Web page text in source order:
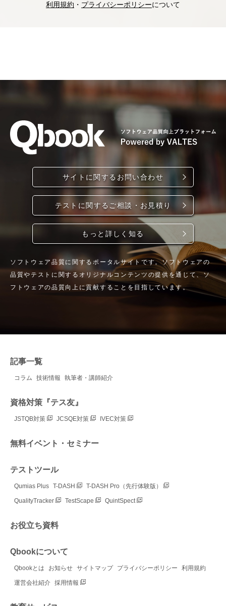
利用規約 ・ プライバシーポリシーについて
サイトに関するお問い合わせ
テストに関するご相談・お見積り
もっと詳しく知る
ソフトウェア品質に関するポータルサイトです。ソフトウェアの
品質やテストに関するオリジナルコンテンツの提供を通じて、ソ
フトウェアの品質向上に貢献することを目指しています。
記事一覧
コラム 技術情報 執筆者・講師紹介
資格対策『テス友』
JSTQB対策 JCSQE対策 IVEC対策
無料イベント・セミナー
テストツール
Qumias Plus T-DASH T-DASH Pro（先行体験版）
QualityTracker TestScape QuintSpect
お役立ち資料
Qbookについて
Qbookとは お知らせ サイトマップ プライバシーポリシー 利用規約
運営会社紹介 採用情報